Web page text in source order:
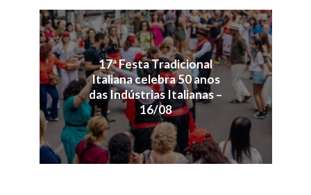
17ª Festa Tradicional
Italiana celebra 50 anos
das Indústrias Italianas –
16/08